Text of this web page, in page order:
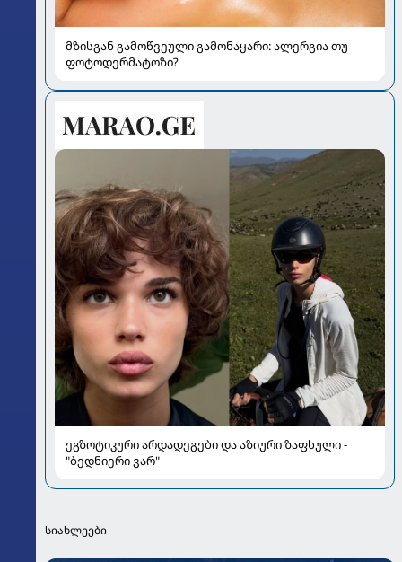
მზისგან გამოწვეული გამონაყარი: ალერგია თუ
ფოტოდერმატოზი?
ეგზოტიკური არდადეგები და აზიური ზაფხული -
"ბედნიერი ვარ"
სიახლეები